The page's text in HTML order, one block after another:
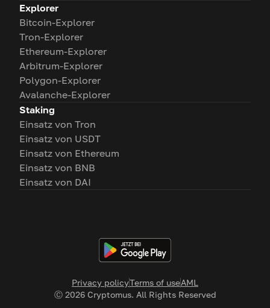
Privacy policyTerms of useAML
Ⓒ 2026Cryptomus. All Rights Reserved
Explorer
Bitcoin-Explorer
Tron-Explorer
Ethereum-Explorer
Arbitrum-Explorer
Polygon-Explorer
Avalanche-Explorer
Staking
Einsatz von Tron
Einsatz von USDT
Einsatz von Ethereum
Einsatz von BNB
Einsatz von DAI